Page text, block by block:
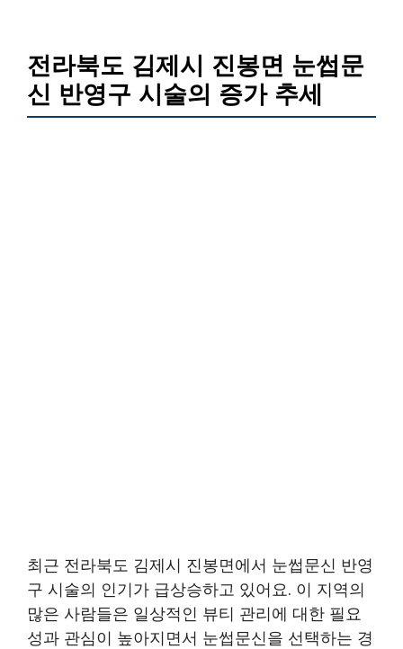
전라북도 김제시 진봉면 눈썹문
신 반영구 시술의 증가 추세
최근 전라북도 김제시 진봉면에서 눈썹문신 반영
구 시술의 인기가 급상승하고 있어요. 이 지역의
많은 사람들은 일상적인 뷰티 관리에 대한 필요
성과 관심이 높아지면서 눈썹문신을 선택하는 경